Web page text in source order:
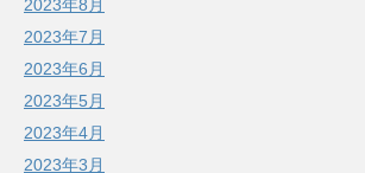
2023年8月
2023年7月
2023年6月
2023年5月
2023年4月
2023年3月